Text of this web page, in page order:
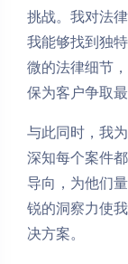
挑战。我对法
我能够找到独
微的法律细节
保为客户争取最
与此同时，我
深知每个案件
导向，为他们
锐的洞察力使
决方案。